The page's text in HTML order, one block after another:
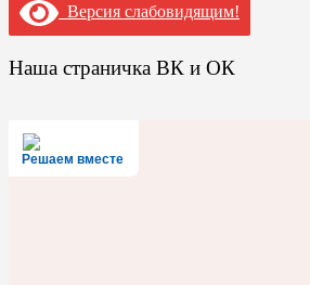
Версия слабовидящим!
Наша страничка ВК и ОК
Решаем вместе